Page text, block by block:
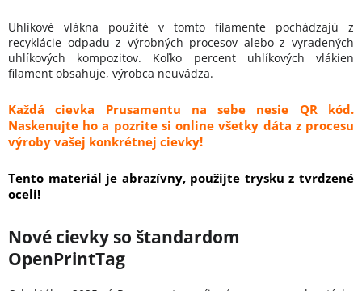
Uhlíkové vlákna použité v tomto filamente pochádzajú z
recyklácie odpadu z výrobných procesov alebo z vyradených
uhlíkových kompozitov. Koľko percent uhlíkových vlákien
filament obsahuje, výrobca neuvádza.
Každá cievka Prusamentu na sebe nesie QR kód.
Naskenujte ho a pozrite si online všetky dáta z procesu
výroby vašej konkrétnej cievky!
Tento materiál je abrazívny, použijte trysku z tvrdzené
oceli!
Nové cievky so štandardom
OpenPrintTag